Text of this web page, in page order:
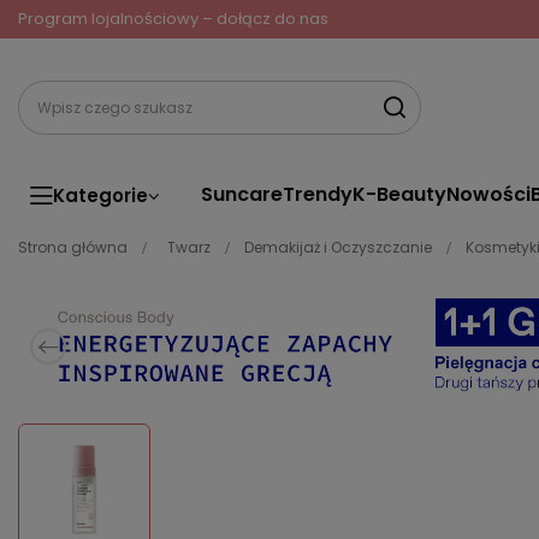
Program lojalnościowy – dołącz do nas
Kategorie SuncareTrendyK-BeautyNowości
Strona główna Twarz Demakijaż i Oczyszczanie